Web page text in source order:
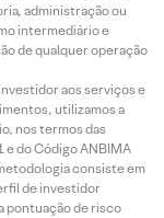
administração ou
intermediário e
de qualquer operação
aos serviços e
utilizamos a
nos termos das
e do Código ANBIMA
consiste em
de investidor
pontuação de risco